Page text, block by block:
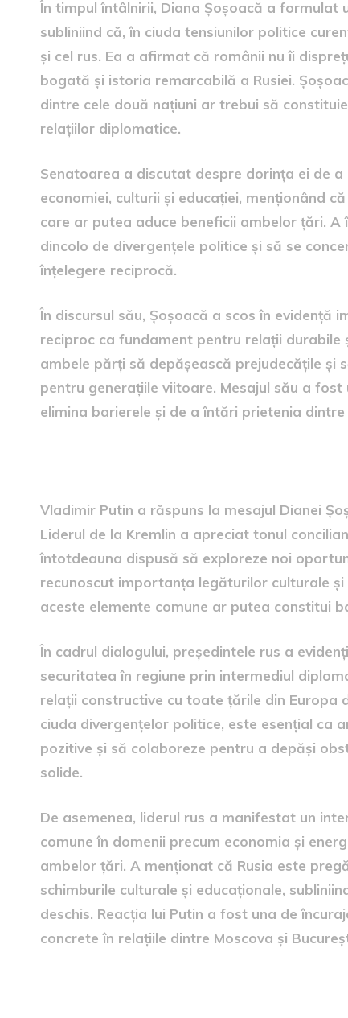
În timpul întâlnirii, Diana Șoșoacă a formulat
subliniind că, în ciuda tensiunilor politice
și cel rus. Ea a afirmat că românii nu îi
bogată și istoria remarcabilă a Rusiei.
dintre cele două națiuni ar trebui să
relațiilor diplomatice.
Senatoarea a discutat despre dorința ei de
economiei, culturii și educației, menționând
care ar putea aduce beneficii ambelor țări.
dincolo de divergențele politice și să se
înțelegere reciprocă.
În discursul său, Șoșoacă a scos în evidență
reciproc ca fundament pentru relații durabile
ambele părți să depășească prejudecățile și
pentru generațiile viitoare. Mesajul său a
elimina barierele și de a întări prietenia dintre
Vladimir Putin a răspuns la mesajul Dianei
Liderul de la Kremlin a apreciat tonul
întotdeauna dispusă să exploreze noi
recunoscut importanța legăturilor culturale
aceste elemente comune ar putea constitui
În cadrul dialogului, președintele rus a
securitatea în regiune prin intermediul
relații constructive cu toate țările din Europa
ciuda divergențelor politice, este esențial ca
pozitive și să colaboreze pentru a depăși
solide.
De asemenea, liderul rus a manifestat un
comune în domenii precum economia și
ambelor țări. A menționat că Rusia este
schimburile culturale și educaționale,
deschis. Reacția lui Putin a fost una de
concrete în relațiile dintre Moscova și